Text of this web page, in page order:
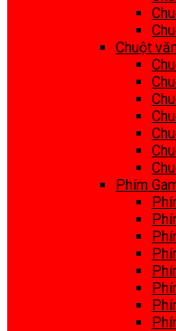
Chuột
Phím